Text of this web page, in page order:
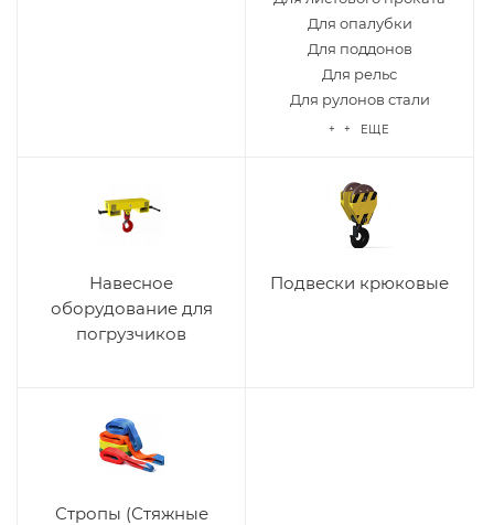
Для опалубки
Для поддонов
Для рельс
Для рулонов стали
+ + ЕЩЕ
Навесное
оборудование для
погрузчиков
Подвески крюковые
Стропы (Стяжные